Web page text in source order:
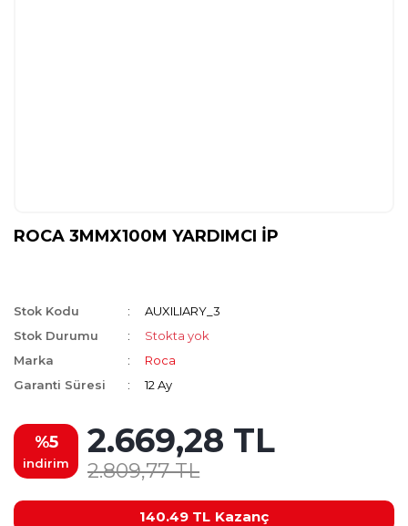
ROCA 3MMX100M YARDIMCI İP
Stok Kodu
AUXILIARY_3
Stok Durumu
Stokta yok
Marka
Roca
Garanti Süresi
12 Ay
%5
indirim
2.669,28 TL
2.809,77 TL
140.49 TL Kazanç